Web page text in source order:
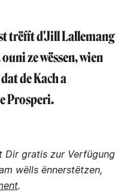
trëfft d'Jill Lallemang
ze wëssen, wien
de Kach a
Prosperi.
Dir gratis zur Verfügung
wëlls ënnerstëtzen,
.